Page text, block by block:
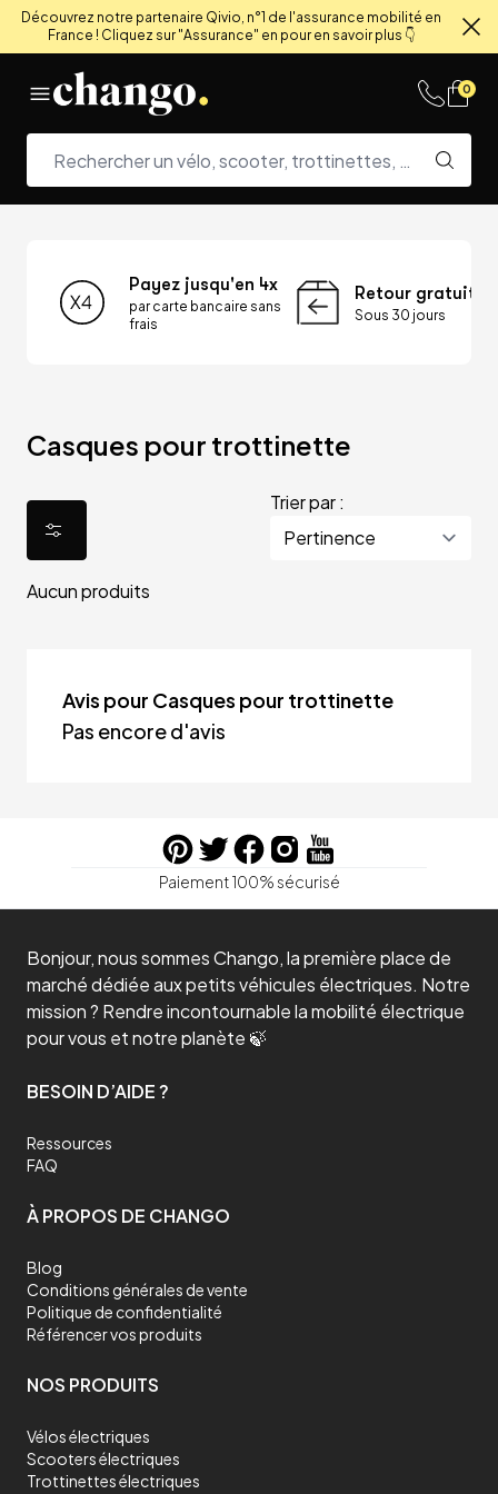
Découvrez notre partenaire Qivio, n°1 de l'assurance mobilité en
France ! Cliquez sur "Assurance" en pour en savoir plus 👇
0
Payez jusqu'en 4x
par carte bancaire sans
frais
Retour gratuit
Sous 30 jours
Casques pour trottinette
Trier par :
Aucun produits
Avis pour Casques pour trottinette
Pas encore d'avis
Paiement 100% sécurisé
Bonjour, nous sommes Chango, la première place de
marché dédiée aux petits véhicules électriques. Notre
mission ? Rendre incontournable la mobilité électrique
pour vous et notre planète 🍃
BESOIN D’AIDE ?
Ressources
FAQ
À PROPOS DE CHANGO
Blog
Conditions générales de vente
Politique de confidentialité
Référencer vos produits
NOS PRODUITS
Vélos électriques
Scooters électriques
Trottinettes électriques